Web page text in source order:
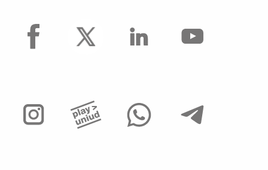
facebook